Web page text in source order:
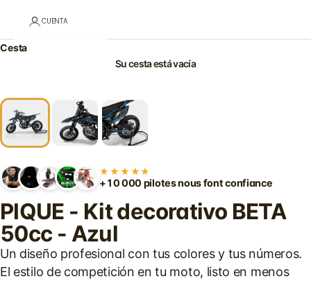
CUENTA
Cesta
Su cesta está vacía
★★★★★
+10 000 pilotes nous font confiance
PIQUE - Kit decorativo BETA
50cc - Azul
Un diseño profesional con tus colores y tus números.
El estilo de competición en tu moto, listo en menos